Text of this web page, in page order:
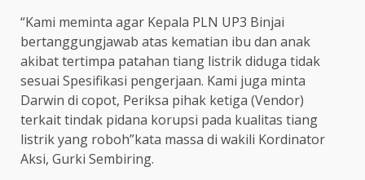
“Kami meminta agar Kepala PLN UP3 Binjai
bertanggungjawab atas kematian ibu dan anak
akibat tertimpa patahan tiang listrik diduga tidak
sesuai Spesifikasi pengerjaan. Kami juga minta
Darwin di copot, Periksa pihak ketiga (Vendor)
terkait tindak pidana korupsi pada kualitas tiang
listrik yang roboh”kata massa di wakili Kordinator
Aksi, Gurki Sembiring.